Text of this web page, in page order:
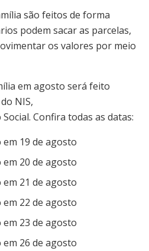
são feitos de forma
podem sacar as parcelas,
os valores por meio
em agosto será feito
NIS,
Social. Confira todas as datas:
19 de agosto
20 de agosto
21 de agosto
22 de agosto
23 de agosto
26 de agosto